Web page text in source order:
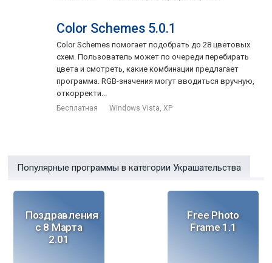
Color Schemes 5.0.1
Color Schemes помогает подобрать до 28 цветовых
схем. Пользователь может по очереди перебирать
цвета и смотреть, какие комбинации предлагает
программа. RGB-значения могут вводиться вручную,
откорректи...
Бесплатная Windows Vista, XP
Популярные программы в категории Украшательства
Поздравления
с 8 Марта
2.01
Free Photo
Frame 1.1